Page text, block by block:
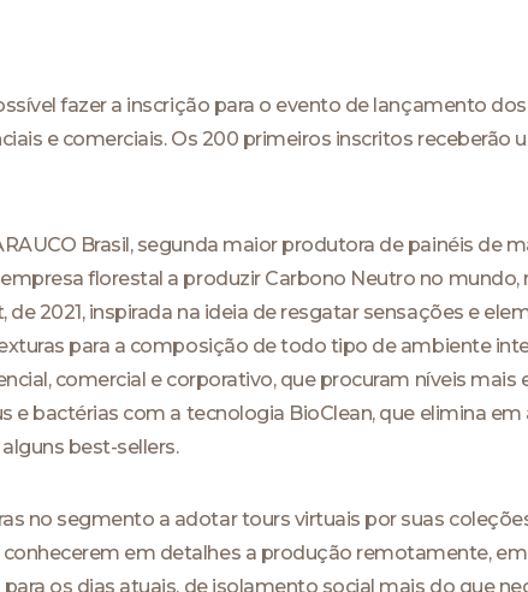
fazer a inscrição para o evento de lançamento
e comerciais. Os 200 primeiros inscritos
Brasil, segunda maior produtora de painéis de
florestal a produzir Carbono Neutro no mundo,
2021, inspirada na ideia de resgatar sensações e
para a composição de todo tipo de ambiente
comercial e corporativo, que procuram níveis mais
e bactérias com a tecnologia BioClean, que elimina
best-sellers.
no segmento a adotar tours virtuais por suas
em detalhes a produção remotamente,
os dias atuais, de isolamento social mais do que